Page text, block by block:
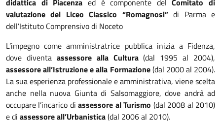
didattica di Piacenza ed è componente delComitato di
valutazione del Liceo Classico “Romagnosi”di Parma e
dell’Istituto Comprensivo di Noceto
L’impegno come amministratrice pubblica inizia a Fidenza,
dove diventa assessore alla Cultura(dal 1995 al 2004),
assessore all’Istruzione e alla Formazione(dal 2000 al 2004).
La sua esperienza professionale e amministrativa, viene scelta
anche nella nuova Giunta di Salsomaggiore, dove andrà ad
occupare l’incarico diassessore al Turismo (dal 2008 al 2010)
e di assessore all’Urbanistica(dal 2006 al 2010).